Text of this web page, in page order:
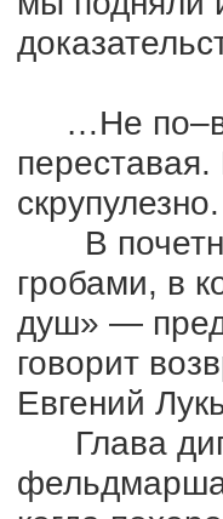
…Не
скрупулезно.
В
гробами, в
душ» —
говорит
Евгений
Глава